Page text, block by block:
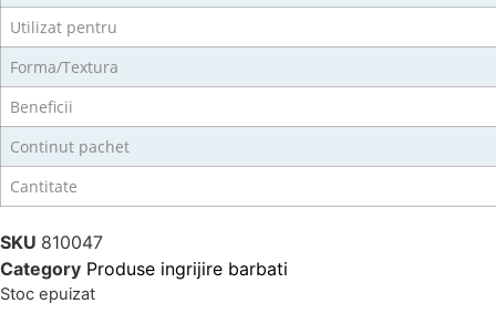
Utilizat pentru
Forma/Textura
Beneficii
Continut pachet
Cantitate
SKU 810047
Category Produse ingrijire barbati
Stoc epuizat